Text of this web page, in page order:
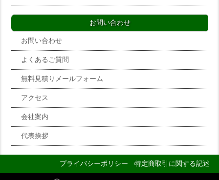
お問い合わせ
お問い合わせ
よくあるご質問
無料見積りメールフォーム
アクセス
会社案内
代表挨拶
プライバシーポリシー 特定商取引に関する記述